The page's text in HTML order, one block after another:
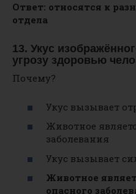
Ответ: относятся к
отдела
13. Укус
угрозу здоровью
Почему?
Укус вызывает
Животное
заболевания
Укус вызывает
Животное
опасного